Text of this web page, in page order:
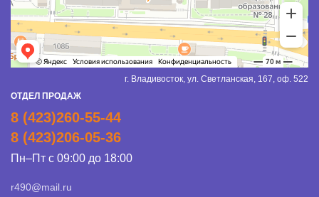
г. Владивосток, ул. Светланская, 167, оф. 522
ОТДЕЛ ПРОДАЖ
8 (423)260-55-44
8 (423)206-05-36
Пн–Пт с 09:00 до 18:00
r490@mail.ru